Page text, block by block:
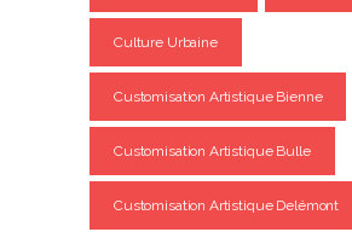
Culture Urbaine
Customisation Artistique Bienne
Customisation Artistique Bulle
Customisation Artistique Delémont